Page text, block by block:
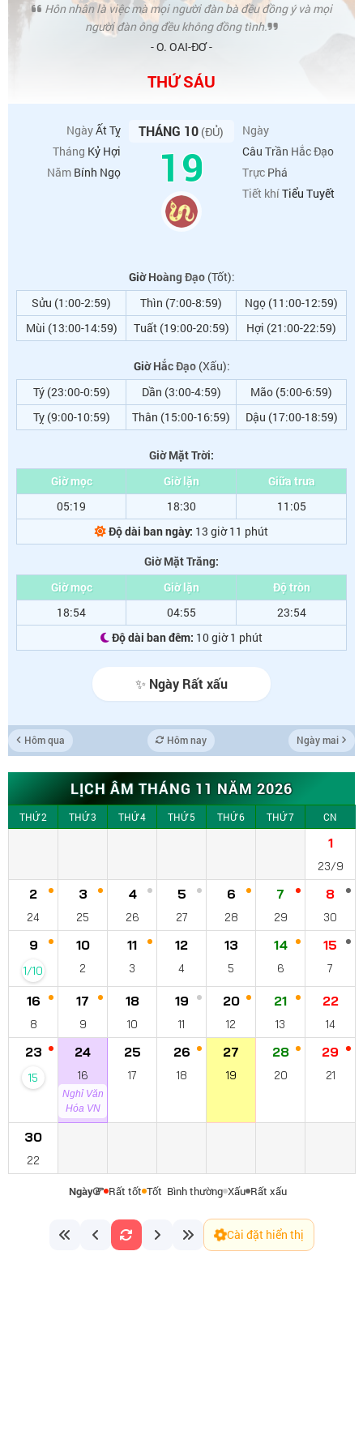
Hôn nhân là việc mà mọi người đàn bà đều đồng ý và mọi
người đàn ông đều không đồng tình.
- O. OAI-ĐƠ -
THỨ SÁU
NgàyẤt Tỵ
Tháng Kỷ Hợi
Năm Bính Ngọ
THÁNG 10 (ĐỦ)
19
Ngày
Câu Trần Hắc Đạo
Trực Phá
Tiết khíTiểu Tuyết
Giờ Hoàng Đạo(Tốt):
Sửu (1:00-2:59)
Thìn (7:00-8:59)
Ngọ (11:00-12:59)
Mùi (13:00-14:59)
Tuất (19:00-20:59) Hợi (21:00-22:59)
Giờ Hắc Đạo(Xấu):
Tý (23:00-0:59)
Dần (3:00-4:59)
Mão (5:00-6:59)
Tỵ (9:00-10:59)
Thân (15:00-16:59) Dậu (17:00-18:59)
Giờ Mặt Trời:
Giờ mọc
Giờ lặn
Giữa trưa
05:19
18:30
11:05
Độ dài ban ngày: 13 giờ 11 phút
Giờ Mặt Trăng:
Giờ mọc
Giờ lặn
Độ tròn
18:54
04:55
23:54
Độ dài ban đêm: 10 giờ 1 phút
✨ Ngày Rất xấu
Hôm qua Hôm nay Ngày mai
LỊCH ÂM THÁNG 11 NĂM 2026
THỨ 2 THỨ 3 THỨ 4 THỨ 5 THỨ 6 THỨ 7 CN
1
23/9
2
24
3
25
4
26
5
27
6
28
7
29
8
30
9
1/10
10
2
11
3
12
4
13
5
14
6
15
7
16
8
17
9
18
10
19
11
20
12
21
13
22
14
23
15
24
16
Nghỉ Văn
Hóa VN
25
17
26
18
27
19
28
20
29
21
30
22
Ngày Rất tốt Tốt Bình thường Xấu Rất xấu
Cài đặt hiển thị